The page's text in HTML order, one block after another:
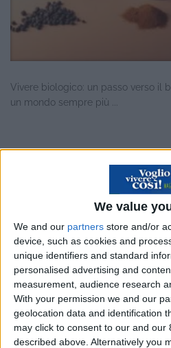
We value
We and our partners store and/or
device, such as cookies and
unique identifiers and standard
personalised advertising and
measurement, audience research
With your permission we and our
geolocation data and identification
may click to consent to our and our
described above. Alternatively you
Vivere biologico: un passo verso il
un mondo sempre più ...
Natale da vivere: le
regalano emozioni